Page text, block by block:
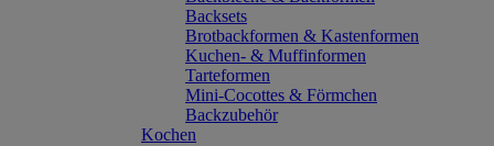
Backsets
Brotbackformen & Kastenformen
Kuchen- & Muffinformen
Tarteformen
Mini-Cocottes & Förmchen
Backzubehör
Kochen